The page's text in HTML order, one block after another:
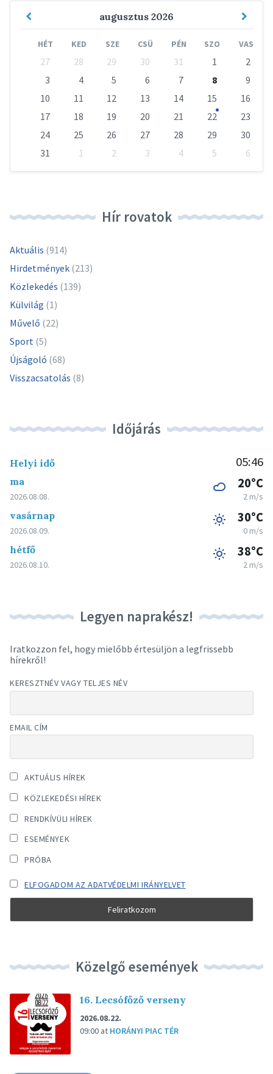
augusztus 2026
Previous
HÉT KED SZE CSÜ PÉN SZO VAS
calendar
27 28 29 30 31 1
2
3
4 5 6 7 8
9
10
11 12 13 14 15
16
17
18 19 20 21 22
23
24
25 26 27 28 29
30
31
1 2 3 4 5
6
Hír rovatok
Aktuális (914)
Hirdetmények (213)
Közlekedés (139)
Külvilág (1)
Művelő (22)
Sport (5)
Újságoló (68)
Visszacsatolás (8)
Időjárás
Helyi idő 05:46
ma
2026.08.08.
20°C
2 m/s
vasárnap
2026.08.09.
30°C
0 m/s
hétfő
2026.08.10.
38°C
2 m/s
Legyen naprakész!
Iratkozzon fel, hogy mielőbb értesüljön a legfrissebb
hírekről!
KERESZTNÉV VAGY TELJES NÉV
EMAIL CÍM
AKTUÁLIS HÍREK
KÖZLEKEDÉSI HÍREK
RENDKÍVÜLI HÍREK
ESEMÉNYEK
PRÓBA
ELFOGADOM AZ ADATVÉDELMI IRÁNYELVET
Közelgő események
16. Lecsófőző verseny
2026.08.22.
09:00 at HORÁNYI PIAC TÉR